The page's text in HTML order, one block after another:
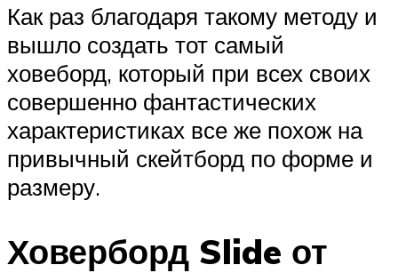
Как раз благодаря такому методу и
вышло создать тот самый
ховеборд, который при всех своих
совершенно фантастических
характеристиках все же похож на
привычный скейтборд по форме и
размеру.
Ховерборд Slide от